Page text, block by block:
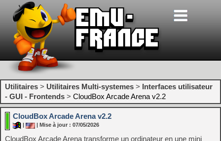
Utilitaires > Utilitaires Multi-systemes > Interfaces utilisateur
- GUI - Frontends > CloudBox Arcade Arena v2.2
CloudBox Arcade Arena v2.2
| Mise à jour : 07/05/2026
CloudBox Arcade Arena transforme un ordinateur en une mini